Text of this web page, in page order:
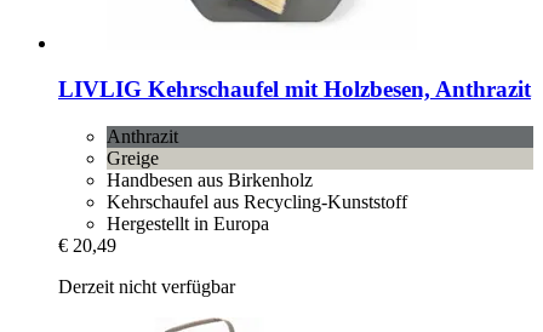
LIVLIG Kehrschaufel mit Holzbesen, Anthrazit
Anthrazit
Greige
Handbesen aus Birkenholz
Kehrschaufel aus Recycling-Kunststoff
Hergestellt in Europa
€ 20,49
Derzeit nicht verfügbar